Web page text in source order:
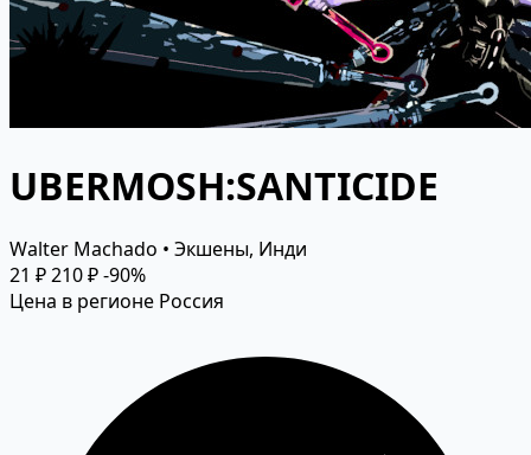
UBERMOSH:SANTICIDE
Walter Machado • Экшены, Инди
21 ₽210 ₽-90%
Цена в регионе Россия